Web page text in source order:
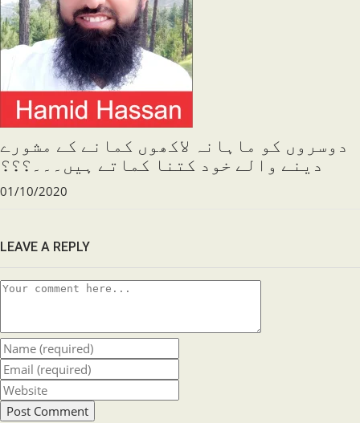
دوسروں کو ماہانہ لاکھوں کمانے کے مشورے
دینے والے خود کتنا کماتے ہیں۔۔۔؟؟؟
01/10/2020
LEAVE A REPLY
Comment
Enter
your
name
or
Enter
your
email
Enter
your